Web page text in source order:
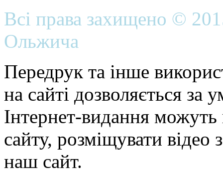
Всі права захищено ©
Ольжича
Передрук та інше
на сайті дозволяється
Інтернет-видання можуть
сайту, розміщувати відео
наш сайт.